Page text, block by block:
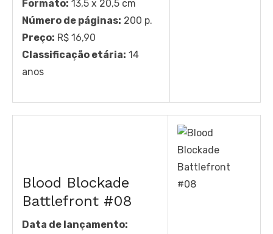
Formato: 13,5 x 20,5 cm
Número de páginas: 200 p.
Preço: R$ 16,90
Classificação etária: 14
anos
Blood Blockade
Battlefront #08
Data de lançamento: